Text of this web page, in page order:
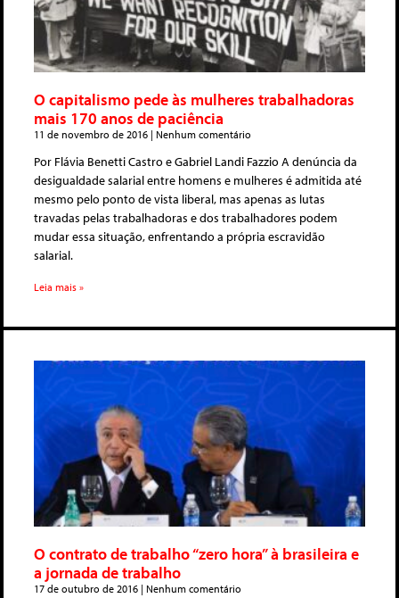
O capitalismo pede às mulheres trabalhadoras
mais 170 anos de paciência
11 de novembro de 2016 Nenhum comentário
Por Flávia Benetti Castro e Gabriel Landi Fazzio A denúncia da
desigualdade salarial entre homens e mulheres é admitida até
mesmo pelo ponto de vista liberal, mas apenas as lutas
travadas pelas trabalhadoras e dos trabalhadores podem
mudar essa situação, enfrentando a própria escravidão
salarial.
Leia mais »
O contrato de trabalho “zero hora” à brasileira e
a jornada de trabalho
17 de outubro de 2016 Nenhum comentário